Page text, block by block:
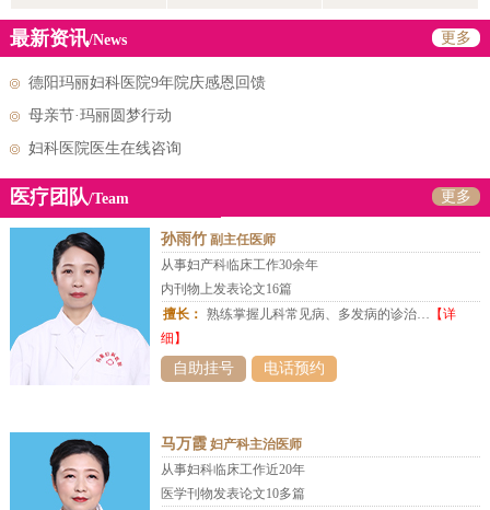
最新资讯/News 更多
德阳玛丽妇科医院9年院庆感恩回馈
母亲节·玛丽圆梦行动
妇科医院医生在线咨询
医疗团队/Team 更多
孙雨竹副主任医师
从事妇产科临床工作30余年
内刊物上发表论文16篇
擅长： 熟练掌握儿科常见病、多发病的诊治… 【详
细】
自助挂号 电话预约
马万霞妇产科主治医师
从事妇科临床工作近20年
医学刊物发表论文10多篇